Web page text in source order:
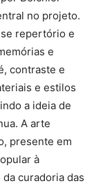
no projeto.
repertório e
e
contraste e
e estilos
a ideia de
A arte
presente em
à
curadoria das